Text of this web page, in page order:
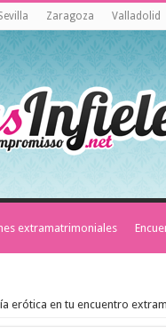
Zaragoza Valladolid
extramatrimoniales
erótica en tu encuentro